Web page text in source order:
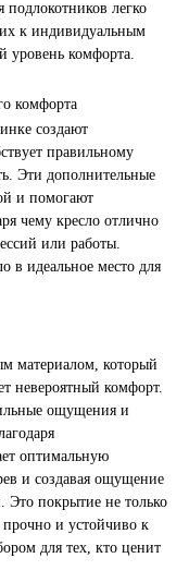
подлокотников легко
их к индивидуальным
уровень комфорта.
комфорта
создают
правильному
Эти дополнительные
и помогают
чему кресло отлично
или работы.
в идеальное место для
материалом, который
невероятный комфорт.
ощущения и
оптимальную
и создавая ощущение
Это покрытие не только
и устойчиво к
для тех, кто ценит